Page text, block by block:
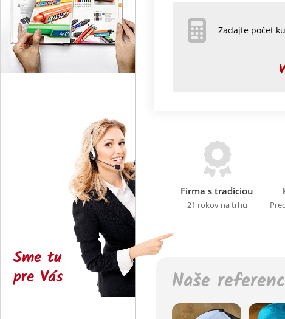
Sme tu
pre Vás
Zadajte počet
Firma s tradíciou
21 rokov na trhu
Naše